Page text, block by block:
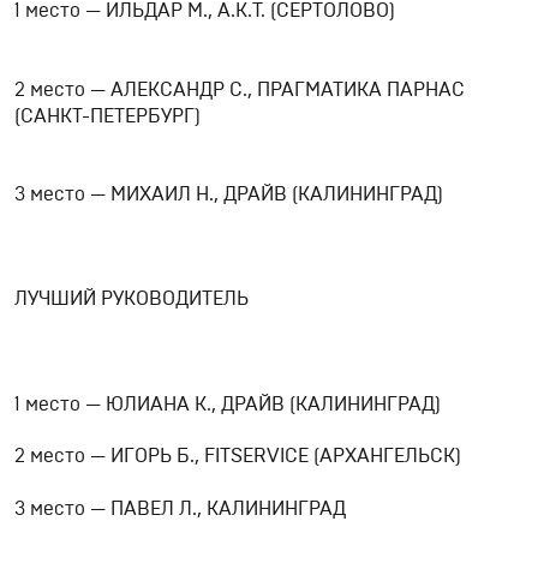
1 место — ИЛЬДАР М., А.К.Т. (СЕРТОЛОВО)
2 место — АЛЕКСАНДР С., ПРАГМАТИКА ПАРНАС
(САНКТ-ПЕТЕРБУРГ)
3 место — МИХАИЛ Н., ДРАЙВ (КАЛИНИНГРАД)
ЛУЧШИЙ РУКОВОДИТЕЛЬ
1 место — ЮЛИАНА К., ДРАЙВ (КАЛИНИНГРАД)
2 место — ИГОРЬ Б., FITSERVICE (АРХАНГЕЛЬСК)
3 место — ПАВЕЛ Л., КАЛИНИНГРАД